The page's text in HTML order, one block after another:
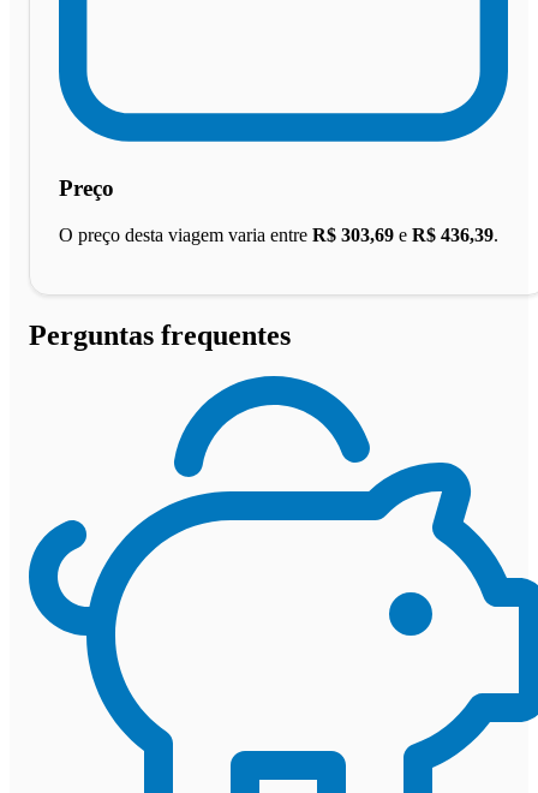
Preço
O preço desta viagem varia entre R$ 303,69 e R$ 436,39.
Perguntas frequentes